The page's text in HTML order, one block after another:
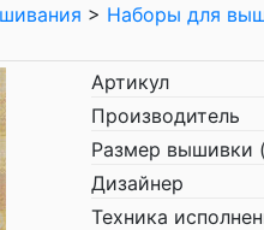
> Наборы для
Артикул
Производитель
Размер вышивки
Дизайнер
Техника